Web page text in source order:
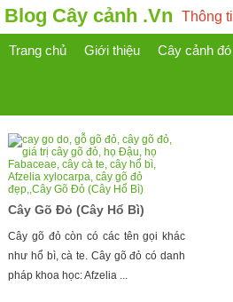
Blog Cây cảnh .Vn Thông
Trang chủ Giới thiệu Cây cảnh
Cây Gõ Đỏ (Cây Hổ Bì)
Cây gõ đỏ còn có các tên gọi khác
như hổ bì, cà te. Cây gõ đỏ có danh
pháp khoa học: Afzelia ...